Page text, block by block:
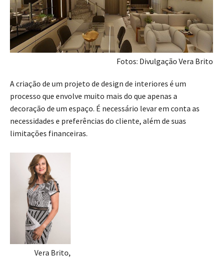
Fotos: Divulgação Vera Brito
A criação de um projeto de design de interiores é um
processo que envolve muito mais do que apenas a
decoração de um espaço. É necessário levar em conta as
necessidades e preferências do cliente, além de suas
limitações financeiras.
Vera Brito,